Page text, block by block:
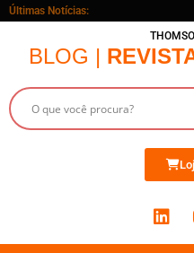
Últimas Notícias:
BLOG |